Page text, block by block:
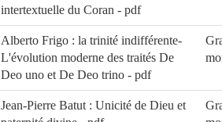
intertextuelle du Coran - pdf
Alberto Frigo : la trinité indifférente-
L'évolution moderne des traités De
Deo uno et De Deo trino - pdf
Jean-Pierre Batut : Unicité de Dieu et